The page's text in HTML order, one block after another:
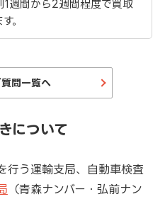
週間から2週間程度で買取
。
問一覧へ
について
行う運輸支局、自動車検査
（青森ナンバー・弘前ナン